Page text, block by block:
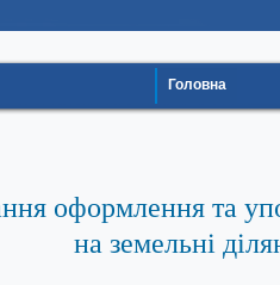
Головна
оформлення та
на земельні